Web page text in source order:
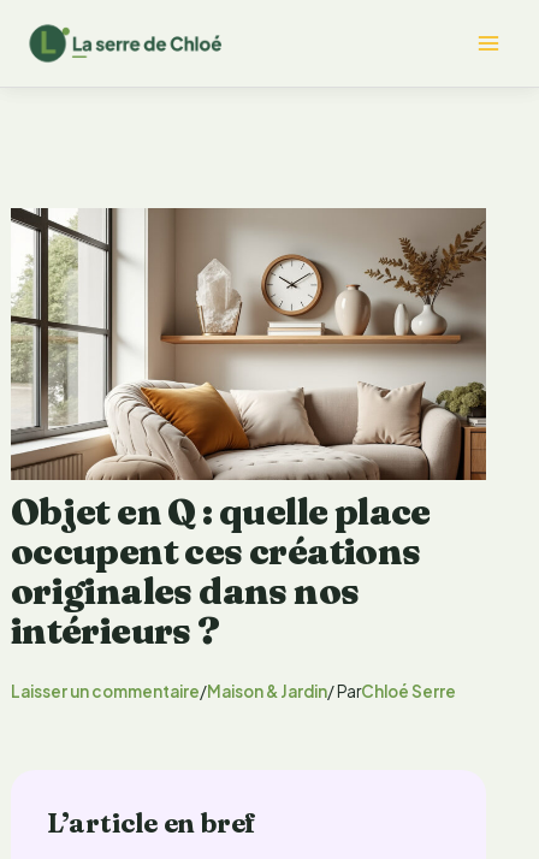
contenu
Objet en Q : quelle place
occupent ces créations
originales dans nos
intérieurs ?
Laisser un commentaire/Maison & Jardin/ ParChloé Serre
L’article en bref